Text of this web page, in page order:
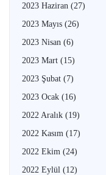
2023 Haziran (27)
2023 Mayıs (26)
2023 Nisan (6)
2023 Mart (15)
2023 Şubat (7)
2023 Ocak (16)
2022 Aralık (19)
2022 Kasım (17)
2022 Ekim (24)
2022 Eylül (12)